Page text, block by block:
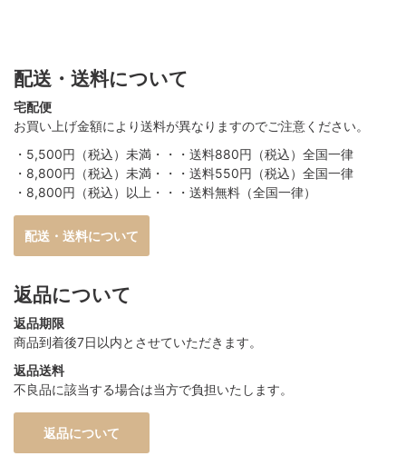
配送・送料について
宅配便
お買い上げ金額により送料が異なりますのでご注意ください。
・5,500円（税込）未満・・・送料880円（税込）全国一律
・8,800円（税込）未満・・・送料550円（税込）全国一律
・8,800円（税込）以上・・・送料無料（全国一律）
配送・送料について
返品について
返品期限
商品到着後7日以内とさせていただきます。
返品送料
不良品に該当する場合は当方で負担いたします。
返品について